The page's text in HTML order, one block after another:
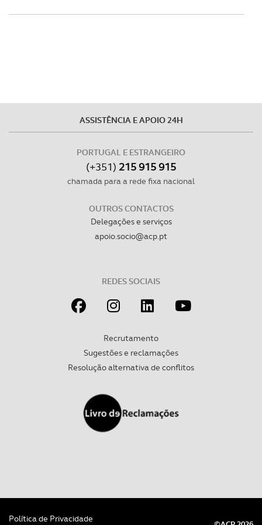
utilização do nosso site de publicidade e de análise, com
Realçamos que o bloqueio de certo tipo de Cookies e
experiência de navegação no Website e nos serviços
ASSISTÊNCIA E APOIO 24H
PORTUGAL E ESTRANGEIRO
(+351) 215 915 915
chamada para a rede fixa nacional
OUTROS CONTACTOS
Delegações e serviços
apoio.socio@acp.pt
REDES SOCIAIS
Recrutamento
Sugestões e reclamações
Resolução alternativa de conflitos
Política de Privacidade